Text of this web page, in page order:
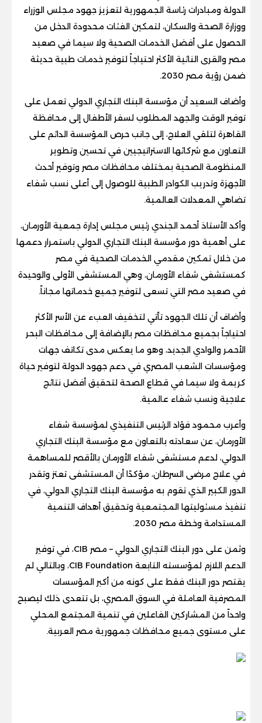
الدولة ومبادرات رئاسة الجمهورية لتعزيز جهود مجلس الوزراء
ووزارة الصحة والسكان، لتمكين الفئات محدودة الدخل من
الحصول على أفضل الخدمات الصحية ولا سيما في صعيد
مصر والقرى النائية الأكثر احتياجاً لتوفير خدمات طبية حديثة
ضمن رؤية مصر 2030.
وأضاف السعيد أن مؤسسة البنك التجاري الدولي تعمل على
توفير الوقت والجهد المطلوب لسفر الأطفال إلى محافظة
القاهرة لتلقي العلاج، إلى جانب حرص المؤسسة الدائم على
التعاون مع شركائها الاستراتيجيين في تحسين وتطوير
المنظومة الصحية بمختلف محافظات مصر وتوفير أحدث
الأجهزة وتدريب الكوادر الطبية للوصول إلى أعلى نسب شفاء
تضاهي المعدلات العالمية.
وأكد الأستاذ أحمد الجندي رئيس مجلس إدارة جمعية الأورمان،
على أهمية دور مؤسسة البنك التجاري الدولي باستمرار دعمها
من خلال تمكين مقدمي الخدمات الصحية في مصر
كمستشفى شفاء الأورمان، وهي المستشفى الأولى والوحيدة
في صعيد مصر التي تسعى لتوفير جميع خدماتها مجاناً.
وأضاف أن تلك الجهود تأتي لتخفيف العبء عن الأسر الأكثر
احتياجاً بجميع محافظات مصر بالإضافة إلى محافظات البحر
الأحمر والوادي الجديد، وهو ما يعكس مدى تكاتف جهات
ومؤسسات الشعب المصري في دعم جهود الدولة لتوفير حياة
كريمة ولا سيما في قطاع الصحة لتحقيق أفضل نتائج
علاجية ونسب شفاء عالمية.
وأعرب محمود فؤاد الرئيس التنفيذي لمؤسسة شفاء
الأورمان، عن سعادته بالتعاون مع مؤسسة البنك التجاري
الدولي، لدعم مستشفى شفاء الأورمان بالأقصر للمساهمة
في علاج مرضى السرطان، مؤكدًا أن المستشفى تعتز وتقدر
الدور الكبير الذي تقوم به مؤسسة البنك التجاري الدولي، في
تنفيذ مسئوليتها المجتمعية وتحقيق أهداف التنمية
المستدامة وخطة مصر 2030.
وثمن على دور البنك التجاري الدولي – مصر CIB، في توفير
الدعم اللازم لمؤسسته التابعة CIB Foundation، وبالتالي لم
يقتصر دور البنك فقط على كونه من أكبر المؤسسات
المصرفية العاملة في السوق المصري، بل تتعدى ذلك ليصبح
واحداً من المشاركين الفاعلين في تنمية المجتمع المحلي
على مستوى جميع محافظات جمهورية مصر العربية.